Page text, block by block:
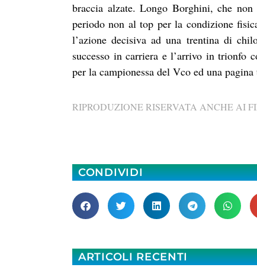
braccia alzate. Longo Borghini, che
periodo non al top per la condizione
l’azione decisiva ad una trentina di
successo in carriera e l’arrivo in trionfo
per la campionessa del Vco ed una
RIPRODUZIONE RISERVATA ANCHE AI
CONDIVIDI
ARTICOLI RECENTI